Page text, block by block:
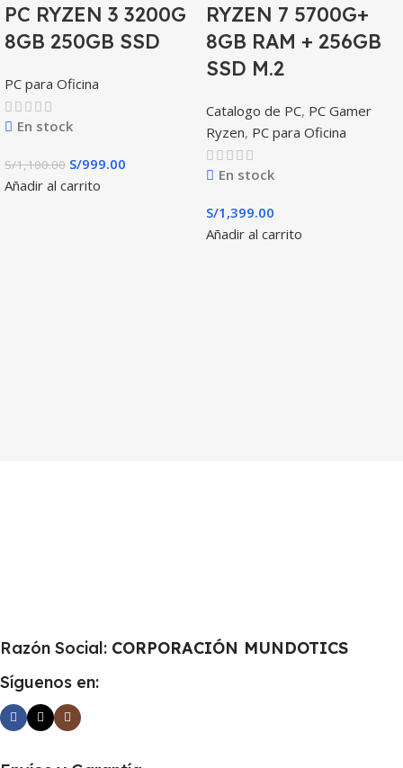
PC RYZEN 3 3200G
8GB 250GB SSD
PC para Oficina
En stock
S/1,100.00 S/999.00
Añadir al carrito
RYZEN 7 5700G+
8GB RAM + 256GB
SSD M.2
Catalogo de PC, PC Gamer
Ryzen, PC para Oficina
En stock
S/1,399.00
Añadir al carrito
Razón Social: CORPORACIÓN MUNDOTICS
Síguenos en: